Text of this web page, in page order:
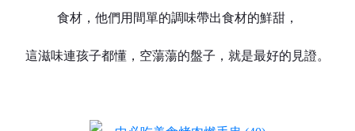
食材，他們用間單的調味帶出食材的鮮甜，
這滋味連孩子都懂，空蕩蕩的盤子，就是最好的見證。